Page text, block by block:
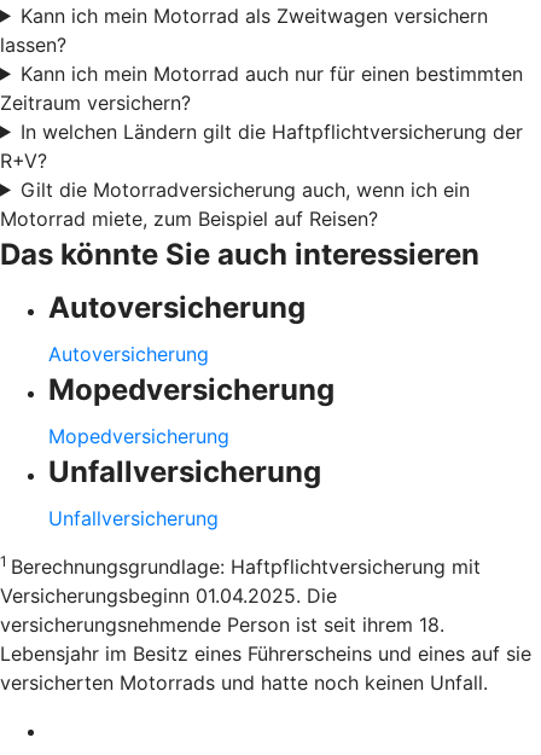
Kann ich mein Motorrad als Zweitwagen versichern
lassen?
Kann ich mein Motorrad auch nur für einen bestimmten
Zeitraum versichern?
In welchen Ländern gilt die Haftpflichtversicherung der
R+V?
Gilt die Motorradversicherung auch, wenn ich ein
Motorrad miete, zum Beispiel auf Reisen?
Das könnte Sie auch interessieren
Autoversicherung
Autoversicherung
Mopedversicherung
Mopedversicherung
Unfallversicherung
Unfallversicherung
1 Berechnungsgrundlage: Haftpflichtversicherung mit
Versicherungsbeginn 01.04.2025. Die
versicherungsnehmende Person ist seit ihrem 18.
Lebensjahr im Besitz eines Führerscheins und eines auf sie
versicherten Motorrads und hatte noch keinen Unfall.